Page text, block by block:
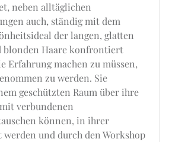
neben alltäglichen
auch, ständig mit dem
der langen, glatten
blonden Haare konfrontiert
Erfahrung machen zu müssen,
zu werden. Sie
geschützten Raum über ihre
verbundenen
können, in ihrer
und durch den Workshop